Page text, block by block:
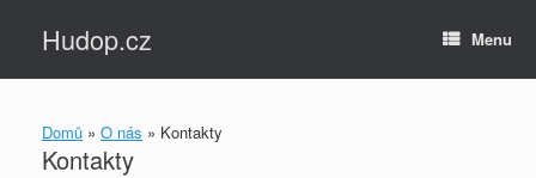
contentHudop.cz Menu
Domů » O nás » Kontakty
Kontakty